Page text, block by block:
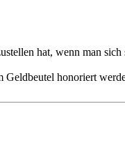
hat, wenn man sich
Geldbeutel honoriert